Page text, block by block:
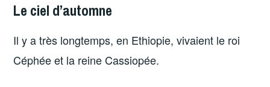
Le ciel d’automne
Il y a très longtemps, en Ethiopie, vivaient le roi
Céphée et la reine Cassiopée.